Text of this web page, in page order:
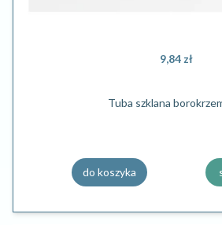
9,84 zł
Tuba szklana
do koszyka